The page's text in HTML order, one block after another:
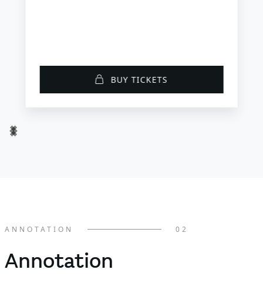
BUY TICKETS
Item
Annotation
ANNOTATION 02